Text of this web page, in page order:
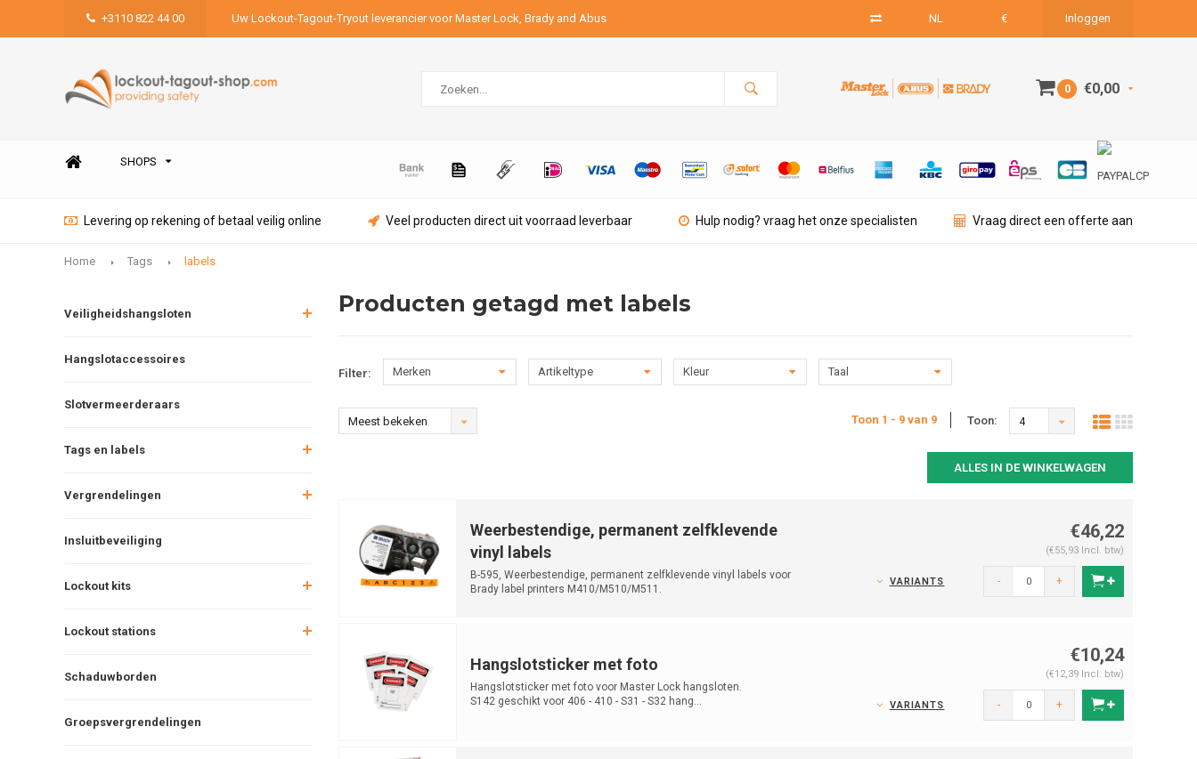
+3110 822 44 00 Uw Lockout-Tagout-Tryout leverancier voor Master Lock, Brady and Abus NL € Inloggen
0 €0,00
SHOPS
Levering op rekening of betaal veilig online Veel producten direct uit voorraad leverbaar Hulp nodig? vraag het onze specialisten Vraag direct een offerte aan
Home Tags labels
Veiligheidshangsloten
Hangslotaccessoires
Slotvermeerderaars
Tags en labels
Vergrendelingen
Insluitbeveiliging
Lockout kits
Lockout stations
Schaduwborden
Groepsvergrendelingen
Producten getagd met labels
Filter: Merken Artikeltype Kleur Taal
Meest bekeken Toon 1 - 9 van 9 Toon: 4
ALLES IN DE WINKELWAGEN
Weerbestendige, permanent zelfklevende
vinyl labels
B-595, Weerbestendige, permanent zelfklevende vinyl labels voor
Brady label printers M410/M510/M511.
€46,22
(€55,93 Incl. btw)
VARIANTS - +
Hangslotsticker met foto
Hangslotsticker met foto voor Master Lock hangsloten.
S142 geschikt voor 406 - 410 - S31 - S32 hang...
€10,24
(€12,39 Incl. btw)
VARIANTS - +